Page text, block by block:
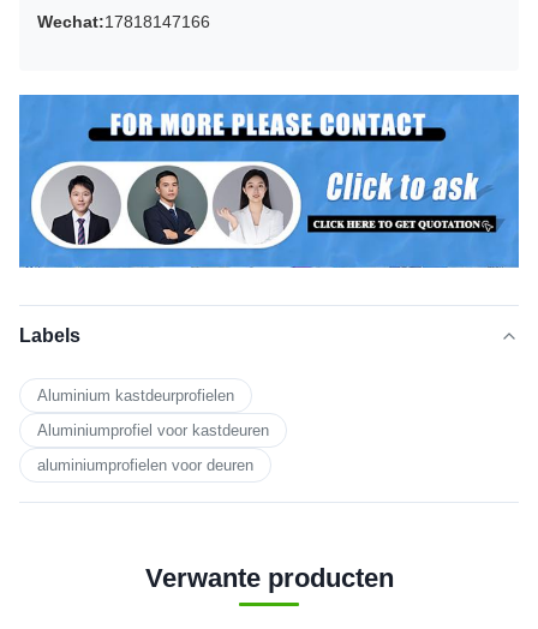
Wechat:17818147166
Labels
Aluminium kastdeurprofielen
Aluminiumprofiel voor kastdeuren
aluminiumprofielen voor deuren
Verwante producten